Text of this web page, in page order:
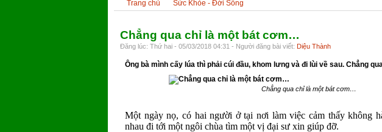
Trang chủ Sức Khỏe - Đời Sống
Chẳng qua chỉ là một bát cơm…
Đăng lúc: Thứ hai - 05/03/2018 04:31 - Người đăng bài viết: Diệu Thành
Ông bà mình cấy lúa thì phải cúi đầu, khom lưng và đi lùi về sau. Chẳng
Chẳng qua chỉ là một bát cơm…
Một ngày nọ, có hai người ở tại nơi làm việc cảm thấy không
nhau đi tới một ngôi chùa tìm một vị đại sư xin giúp đỡ.